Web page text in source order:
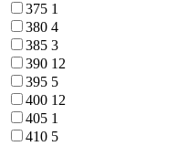
375 1
380 4
385 3
390 12
395 5
400 12
405 1
410 5